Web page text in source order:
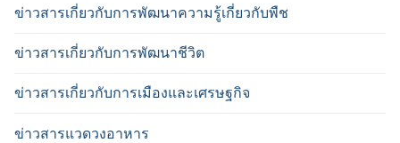
ข่าวสารเกี่ยวกับการพัฒนาความรู้เกี่ยวกับพืช
ข่าวสารเกี่ยวกับการพัฒนาชีวิต
ข่าวสารเกี่ยวกับการเมืองและเศรษฐกิจ
ข่าวสารแวดวงอาหาร